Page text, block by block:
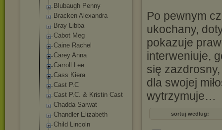
Blubaugh Penny
Bracken Alexandra
Bray Libba
Cabot Meg
Caine Rachel
Carey Anna
Carroll Lee
Cass Kiera
Cast P.C
Cast P.C. & Kristin Cast
Chadda Sarwat
Chandler Elizabeth
Child Lincoln
Po pewnym
ukochany,
pokazuje
interweniuje,
się
dla swojej
wytrzymuje…
sortuj według: